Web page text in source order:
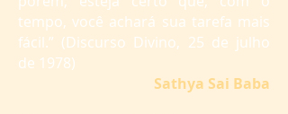
tempo, você achará sua tarefa mais
fácil.” (Discurso Divino, 25 de julho
de 1978)
Sathya Sai Baba